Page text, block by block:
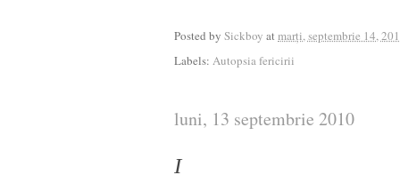
Posted by Sickboy atmarți, septembrie 14,
Labels: Autopsia fericirii
luni, 13 septembrie 2010
I